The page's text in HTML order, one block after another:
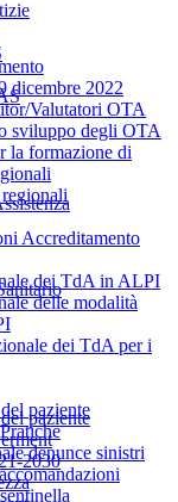
paziente
2030
dicembre 2022
Valutatori OTA
sviluppo degli OTA
la formazione di
Accreditamento
dei TdA in ALPI
delle modalità
dei TdA per i
paziente
denunce sinistri